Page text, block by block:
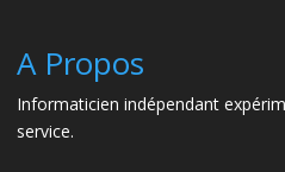
A Propos
Informaticien indépendant
service.